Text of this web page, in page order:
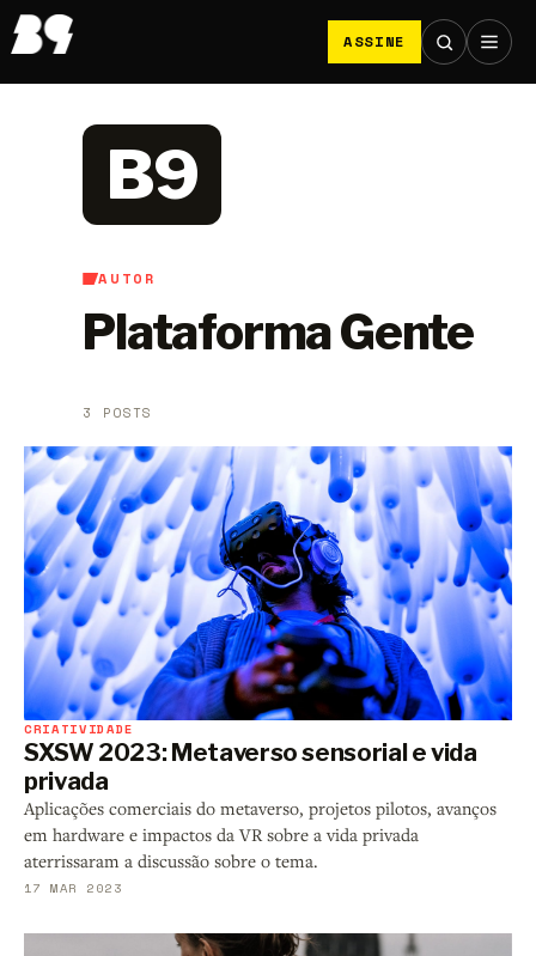
ASSINE
AUTOR
Plataforma Gente
3 POSTS
B9
CRIATIVIDADE
SXSW 2023: Metaverso sensorial e vida
privada
Aplicações comerciais do metaverso, projetos pilotos, avanços
em hardware e impactos da VR sobre a vida privada
aterrissaram a discussão sobre o tema.
17 MAR 2023